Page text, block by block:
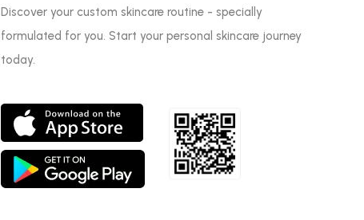
Discover your custom skincare routine - specially
formulated for you. Start your personal skincare journey
today.